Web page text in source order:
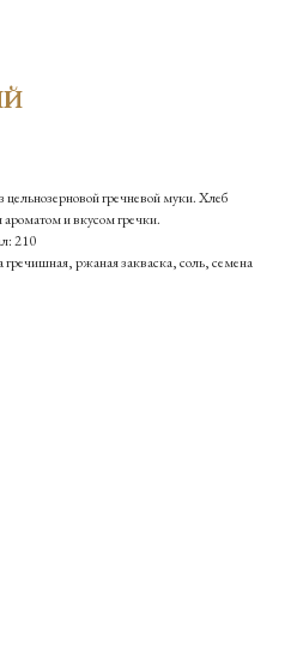
гречневой муки. Хлеб
и вкусом гречки.
210
ржаная закваска, соль, семена